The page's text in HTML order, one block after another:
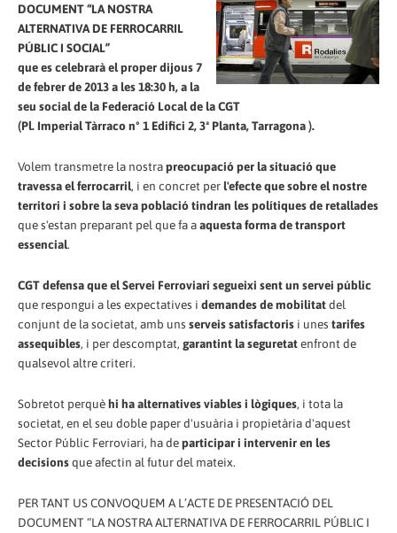
DOCUMENT “LA NOSTRA
ALTERNATIVA DE FERROCARRIL
PÚBLIC I SOCIAL”
que es celebrarà el proper dijous 7
de febrer de 2013 a les 18:30 h, a la
seu social de la Federació Local de la CGT
(Pl. Imperial Tàrraco nº 1 Edifici 2, 3ª Planta, Tarragona ).
Volem transmetre la nostrapreocupació per la situació que
travessa el ferrocarril, i en concret perl'efecte que sobre el nostre
territori i sobre la seva població tindran les polítiques de retallades
que s'estan preparant pel que fa aaquesta forma de transport
essencial.
CGT defensa que el Servei Ferroviari segueixi sent un servei públic
que respongui a les expectatives i demandes de mobilitatdel
conjunt de la societat, amb uns serveis satisfactoris i unes tarifes
assequibles, i per descomptat, garantint la seguretatenfront de
qualsevol altre criteri.
Sobretot perquèhi ha alternatives viables i lògiques, i tota la
societat, en el seu doble paper d'usuària i propietària d'aquest
Sector Públic Ferroviari, ha departicipar i intervenir en les
decisionsque afectin al futur del mateix.
PER TANT US CONVOQUEM A L’ACTE DE PRESENTACIÓ DEL
DOCUMENT “LA NOSTRA ALTERNATIVA DE FERROCARRIL PÚBLIC I